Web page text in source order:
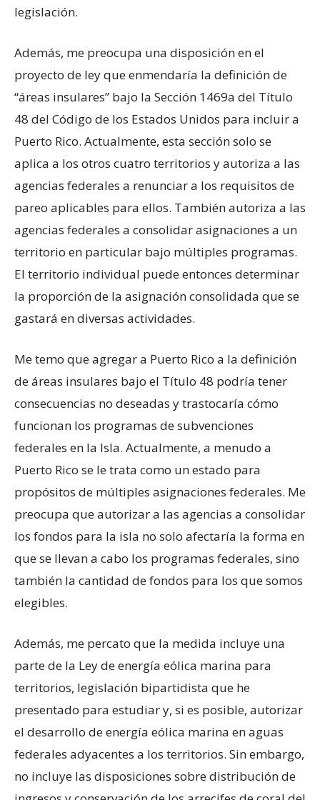
legislación.
Además, me preocupa una disposición en el
proyecto de ley que enmendaría la definición de
“áreas insulares” bajo la Sección 1469a del Título
48 del Código de los Estados Unidos para incluir a
Puerto Rico. Actualmente, esta sección solo se
aplica a los otros cuatro territorios y autoriza a las
agencias federales a renunciar a los requisitos de
pareo aplicables para ellos. También autoriza a las
agencias federales a consolidar asignaciones a un
territorio en particular bajo múltiples programas.
El territorio individual puede entonces determinar
la proporción de la asignación consolidada que se
gastará en diversas actividades.
Me temo que agregar a Puerto Rico a la definición
de áreas insulares bajo el Título 48 podría tener
consecuencias no deseadas y trastocaría cómo
funcionan los programas de subvenciones
federales en la Isla. Actualmente, a menudo a
Puerto Rico se le trata como un estado para
propósitos de múltiples asignaciones federales. Me
preocupa que autorizar a las agencias a consolidar
los fondos para la isla no solo afectaría la forma en
que se llevan a cabo los programas federales, sino
también la cantidad de fondos para los que somos
elegibles.
Además, me percato que la medida incluye una
parte de la Ley de energía eólica marina para
territorios, legislación bipartidista que he
presentado para estudiar y, si es posible, autorizar
el desarrollo de energía eólica marina en aguas
federales adyacentes a los territorios. Sin embargo,
no incluye las disposiciones sobre distribución de